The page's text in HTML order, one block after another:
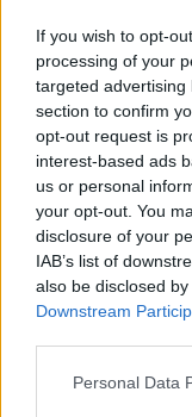
If you wish to opt-
processing of your
targeted
section to confirm
opt-out request is
interest-based ads
us or personal
your opt-out. You
disclosure of your
IAB’s list of
also be disclosed
Downstream
Personal Data
Conference
τελικό η
Μπέτις στο
ΚατηγορίαΔιεθνή 02
εφετινό Conference